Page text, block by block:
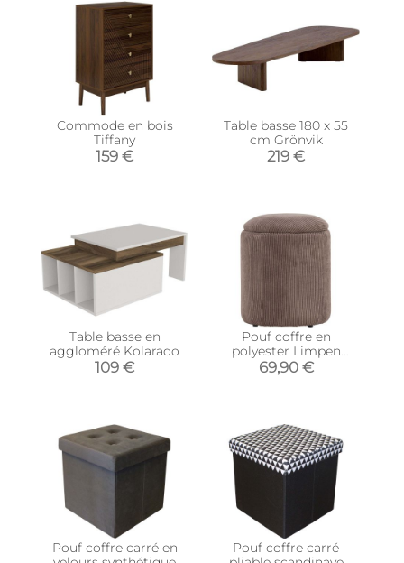
Commode en bois
Tiffany
159 €
Table basse 180 x 55
cm Grönvik
219 €
Table basse en
aggloméré Kolarado
109 €
Pouf coffre en
polyester Limpen
(Velours marron)
69,90 €
Pouf coffre carré en
Pouf coffre carré